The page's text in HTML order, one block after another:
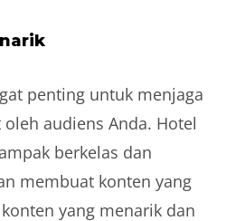
penting untuk menjaga
audiens Anda. Hotel
berkelas dan
membuat konten yang
yang menarik dan